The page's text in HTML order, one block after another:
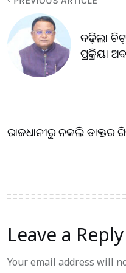
ବଢ଼ିଲା
ପ୍ରକ୍ରିୟା
ରାଜଧାନୀରୁ ନକଲି ଡାକ୍ତର
Leave a Reply
Your email address will